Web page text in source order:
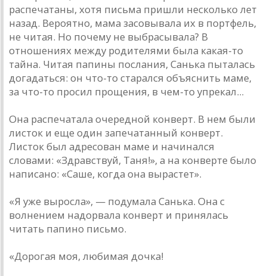
распечатаны, хотя письма пришли несколько лет
назад. Вероятно, мама засовывала их в портфель,
не читая. Но почему не выбрасывала? В
отношениях между родителями была какая-то
тайна. Читая папины послания, Санька пыталась
догадаться: он что-то старался объяснить маме,
за что-то просил прощения, в чем-то упрекал...
Она распечатала очередной конверт. В нем были
листок и еще один запечатанный конверт.
Листок был адресован маме и начинался
словами: «Здравствуй, Таня!», а на конверте было
написано: «Саше, когда она вырастет».
«Я уже выросла», — подумала Санька. Она с
волнением надорвала конверт и принялась
читать папино письмо.
«Дорогая моя, любимая дочка!